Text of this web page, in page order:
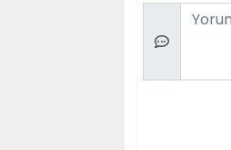
Comment